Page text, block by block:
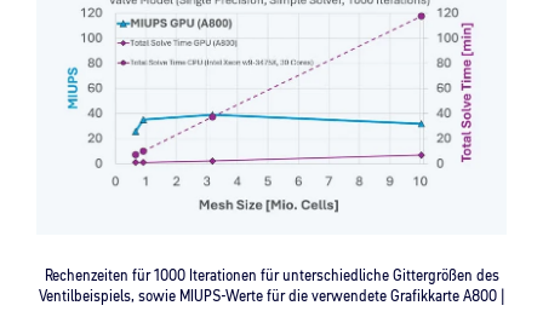
Rechenzeiten für 1000 Iterationen für unterschiedliche Gittergrößen des
Ventilbeispiels, sowie MIUPS-Werte für die verwendete Grafikkarte A800 |